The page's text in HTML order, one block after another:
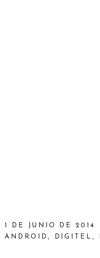
1 DE JUNIO DE 2014
ANDROID , DIGITEL,